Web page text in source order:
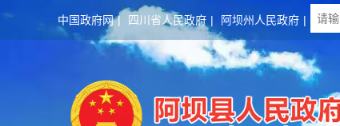
中国政府网 | 四川省人民政府 | 阿坝州人民政府 |